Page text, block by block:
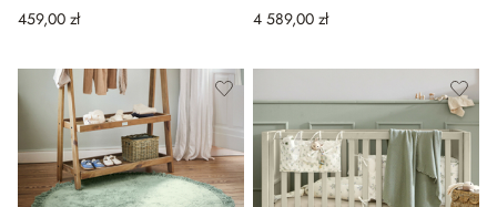
459,00 zł 4 589,00 zł